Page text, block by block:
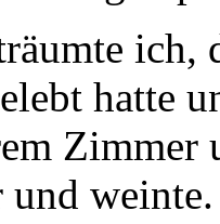
ich,
hatte
Zimmer
und